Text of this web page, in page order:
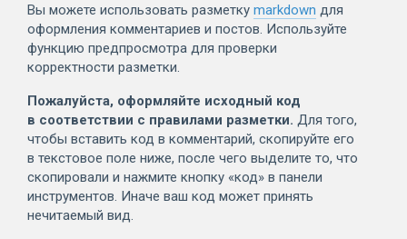
Вы можете использовать разметку markdown для
оформления комментариев и постов. Используйте
функцию предпросмотра для проверки
корректности разметки.
Пожалуйста, оформляйте исходный код
в соответствии с правилами разметки. Для того,
чтобы вставить код в комментарий, скопируйте его
в текстовое поле ниже, после чего выделите то, что
скопировали и нажмите кнопку «код» в панели
инструментов. Иначе ваш код может принять
нечитаемый вид.